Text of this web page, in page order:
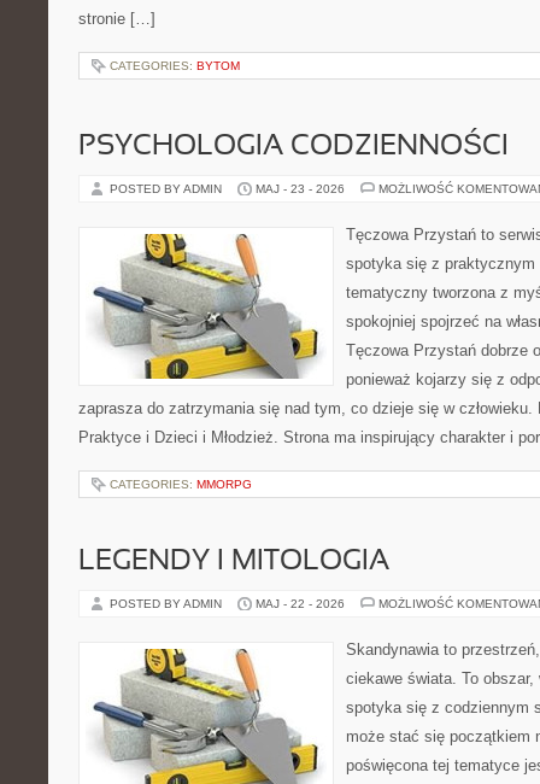
stronie […]
CATEGORIES: BYTOM
PSYCHOLOGIA CODZIENNOŚCI
POSTED BY ADMIN MAJ - 23 - 2026 MOŻLIWOŚĆ
Tęczowa Przystań to
spotyka się z praktycznym
tematyczny tworzona z
spokojniej spojrzeć na
Tęczowa Przystań dobrze
ponieważ kojarzy się z
zaprasza do zatrzymania się nad tym, co dzieje się w
Praktyce i Dzieci i Młodzież. Strona ma inspirujący charakter i
CATEGORIES: MMORPG
LEGENDY I MITOLOGIA
POSTED BY ADMIN MAJ - 22 - 2026 MOŻLIWOŚĆ
Skandynawia to
ciekawe świata. To
spotyka się z codziennym
może stać się początkiem
poświęcona tej tematyce